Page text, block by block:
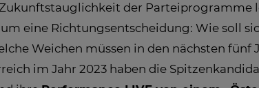
der Parteiprogramme
eine Richtungsentscheidung: Wie soll
Weichen müssen in den nächsten fünf
im Jahr 2023 haben die